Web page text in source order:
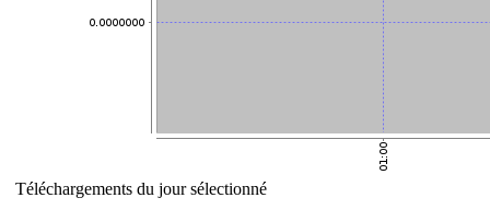
Téléchargements du jour sélectionné